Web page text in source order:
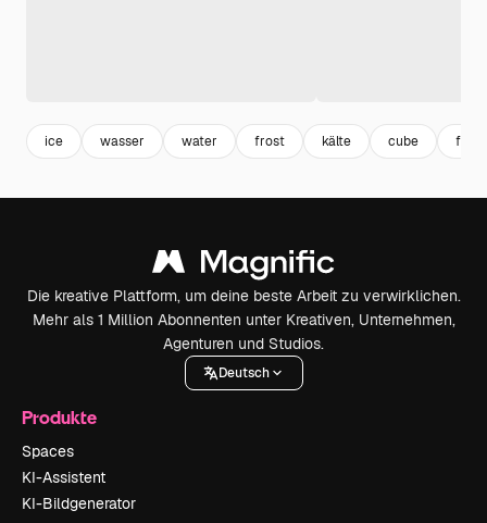
ice wasser water frost kälte cube fresh
Die kreative Plattform, um deine beste Arbeit zu verwirklichen.
Mehr als 1 Million Abonnenten unter Kreativen, Unternehmen,
Agenturen und Studios.
Deutsch
Produkte
Spaces
KI-Assistent
KI-Bildgenerator